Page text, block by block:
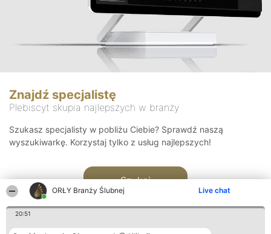
ORŁY Branży Ślubnej Live chat
20:51
Znajdź specjalistę
Plebiscyt skupia najlepszych w branży
Szukasz specjalisty w pobliżu Ciebie? Sprawdź naszą
wyszukiwarkę. Korzystaj tylko z usług najlepszych!
Szukaj